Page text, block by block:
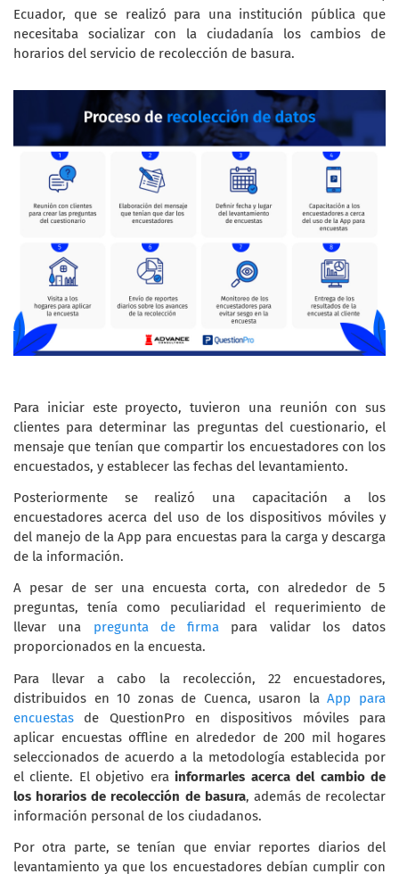
Ecuador, que se realizó para una institución pública que
necesitaba socializar con la ciudadanía los cambios de
horarios del servicio de recolección de basura.
Para iniciar este proyecto, tuvieron una reunión con sus
clientes para determinar las preguntas del cuestionario, el
mensaje que tenían que compartir los encuestadores con los
encuestados, y establecer las fechas del levantamiento.
Posteriormente se realizó una capacitación a los
encuestadores acerca del uso de los dispositivos móviles y
del manejo de la App para encuestas para la carga y descarga
de la información.
A pesar de ser una encuesta corta, con alrededor de 5
preguntas, tenía como peculiaridad el requerimiento de
llevar una pregunta de firma para validar los datos
proporcionados en la encuesta.
Para llevar a cabo la recolección, 22 encuestadores,
distribuidos en 10 zonas de Cuenca, usaron laApp para
encuestas de QuestionPro en dispositivos móviles para
aplicar encuestas offline en alrededor de 200 mil hogares
seleccionados de acuerdo a la metodología establecida por
el cliente. El objetivo erainformarles acerca del cambio de
los horarios de recolección de basura, además de recolectar
información personal de los ciudadanos.
Por otra parte, se tenían que enviar reportes diarios del
levantamiento ya que los encuestadores debían cumplir con